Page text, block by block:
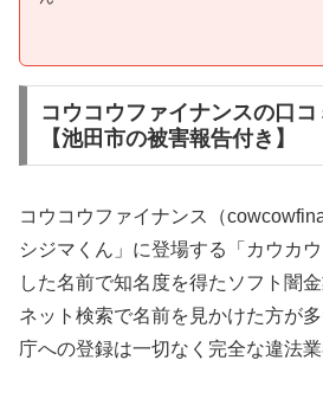
コウコウファイナンスの口
【池田市の被害報告付き】
コウコウファイナンス（
シジマくん」に登場する「カウカ
した名前で知名度を得たソフト闇
ネット検索で名前を見かけた方が
庁への登録は一切なく完全な違法業